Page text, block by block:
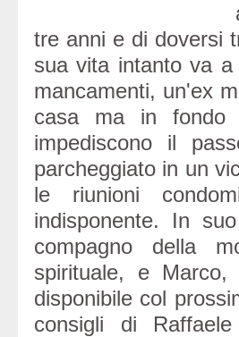
tre anni e di doversi
sua vita intanto va
mancamenti, un'ex
casa ma in fondo
impediscono il
parcheggiato in un
le riunioni
indisponente. In
compagno della
spirituale, e Marco,
disponibile col
consigli di